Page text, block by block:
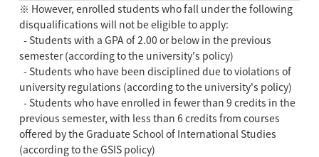
※ However, enrolled students who fall under the following
disqualifications will not be eligible to apply:
- Students with a GPA of 2.00 or below in the previous
semester (according to the university's policy)
- Students who have been disciplined due to violations of
university regulations (according to the university's policy)
- Students who have enrolled in fewer than 9 credits in the
previous semester, with less than 6 credits from courses
offered by the Graduate School of International Studies
(according to the GSIS policy)